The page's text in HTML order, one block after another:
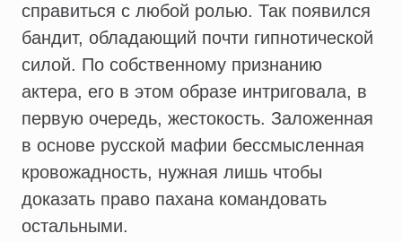
справиться с любой ролью. Так появился
бандит, обладающий почти гипнотической
силой. По собственному признанию
актера, его в этом образе интриговала, в
первую очередь, жестокость. Заложенная
в основе русской мафии бессмысленная
кровожадность, нужная лишь чтобы
доказать право пахана командовать
остальными.